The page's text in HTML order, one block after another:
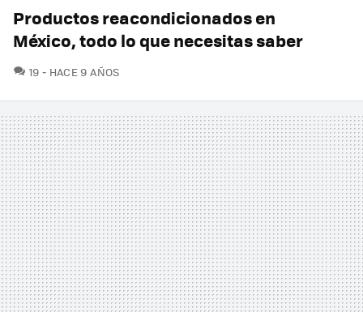
Productos reacondicionados en
México, todo lo que necesitas saber
19 COMENTARIOS
HACE 9 AÑOS